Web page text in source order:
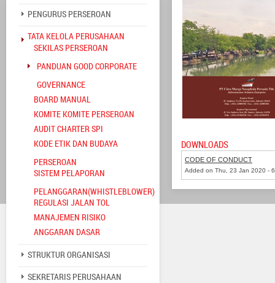
PENGURUS PERSEROAN
TATA KELOLA PERUSAHAAN
SEKILAS PERSEROAN
PANDUAN GOOD CORPORATE
GOVERNANCE
BOARD MANUAL
KOMITE KOMITE PERSEROAN
AUDIT CHARTER SPI
KODE ETIK DAN BUDAYA
PERSEROAN
SISTEM PELAPORAN
PELANGGARAN(WHISTLEBLOWER)
REGULASI JALAN TOL
MANAJEMEN RISIKO
ANGGARAN DASAR
STRUKTUR ORGANISASI
SEKRETARIS PERUSAHAAN
DOWNLOADS
CODE OF CONDUCT
Added on Thu, 23 Jan 2020 -